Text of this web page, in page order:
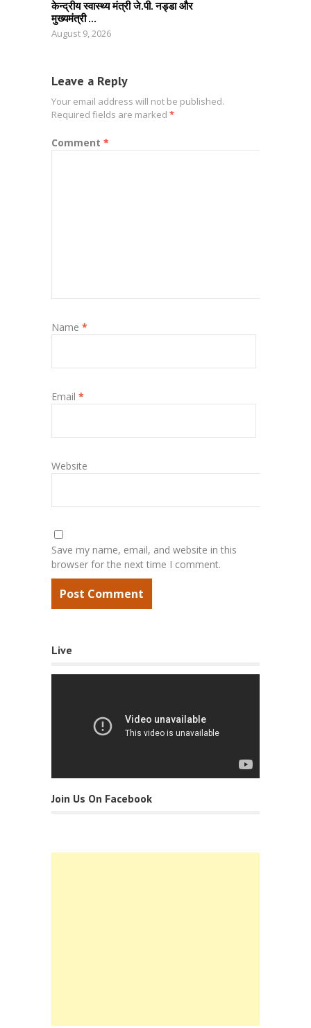
केन्द्रीय स्वास्थ्य मंत्री जे.पी. नड्डा और
मुख्यमंत्री ...
August 9, 2026
Leave a Reply
Your email address will not be published.
Required fields are marked *
Comment *
Name *
Email *
Website
Save my name, email, and website in this
browser for the next time I comment.
Live
Join Us On Facebook